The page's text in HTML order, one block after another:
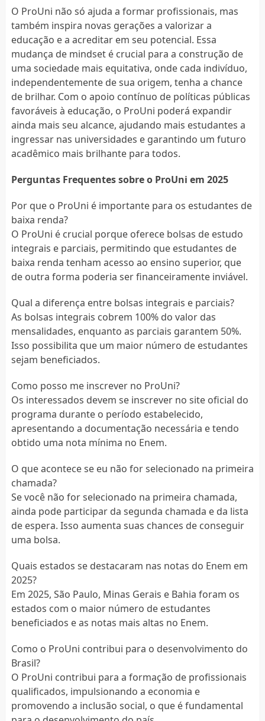
O ProUni não só ajuda a formar profissionais, mas
também inspira novas gerações a valorizar a
educação e a acreditar em seu potencial. Essa
mudança de mindset é crucial para a construção de
uma sociedade mais equitativa, onde cada indivíduo,
independentemente de sua origem, tenha a chance
de brilhar. Com o apoio contínuo de políticas públicas
favoráveis à educação, o ProUni poderá expandir
ainda mais seu alcance, ajudando mais estudantes a
ingressar nas universidades e garantindo um futuro
acadêmico mais brilhante para todos.
Perguntas Frequentes sobre o ProUni em 2025
Por que o ProUni é importante para os estudantes de
baixa renda?
O ProUni é crucial porque oferece bolsas de estudo
integrais e parciais, permitindo que estudantes de
baixa renda tenham acesso ao ensino superior, que
de outra forma poderia ser financeiramente inviável.
Qual a diferença entre bolsas integrais e parciais?
As bolsas integrais cobrem 100% do valor das
mensalidades, enquanto as parciais garantem 50%.
Isso possibilita que um maior número de estudantes
sejam beneficiados.
Como posso me inscrever no ProUni?
Os interessados devem se inscrever no site oficial do
programa durante o período estabelecido,
apresentando a documentação necessária e tendo
obtido uma nota mínima no Enem.
O que acontece se eu não for selecionado na primeira
chamada?
Se você não for selecionado na primeira chamada,
ainda pode participar da segunda chamada e da lista
de espera. Isso aumenta suas chances de conseguir
uma bolsa.
Quais estados se destacaram nas notas do Enem em
2025?
Em 2025, São Paulo, Minas Gerais e Bahia foram os
estados com o maior número de estudantes
beneficiados e as notas mais altas no Enem.
Como o ProUni contribui para o desenvolvimento do
Brasil?
O ProUni contribui para a formação de profissionais
qualificados, impulsionando a economia e
promovendo a inclusão social, o que é fundamental